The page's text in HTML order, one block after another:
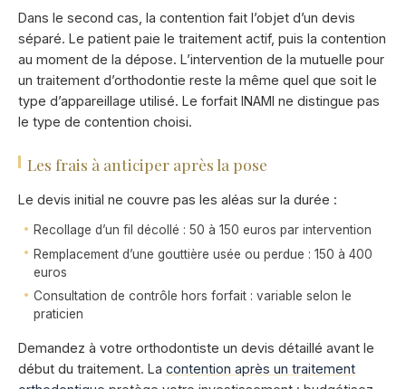
Dans le second cas, la contention fait l’objet d’un devis
séparé. Le patient paie le traitement actif, puis la contention
au moment de la dépose. L’intervention de la mutuelle pour
un traitement d’orthodontie reste la même quel que soit le
type d’appareillage utilisé. Le forfait INAMI ne distingue pas
le type de contention choisi.
Les frais à anticiper après la pose
Le devis initial ne couvre pas les aléas sur la durée :
Recollage d’un fil décollé : 50 à 150 euros par intervention
Remplacement d’une gouttière usée ou perdue : 150 à 400
euros
Consultation de contrôle hors forfait : variable selon le
praticien
Demandez à votre orthodontiste un devis détaillé avant le
début du traitement. La contention après un traitement